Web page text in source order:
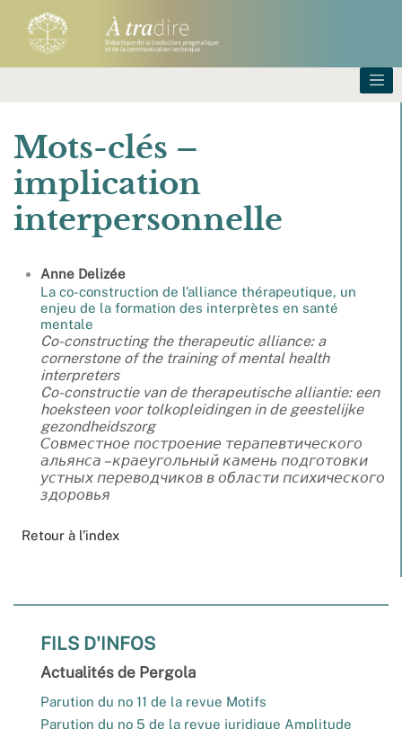
Mots-clés –
implication
interpersonnelle
Anne Delizée
La co-construction de l’alliance thérapeutique, un
enjeu de la formation des interprètes en santé
mentale
Co-constructing the therapeutic alliance: a
cornerstone of the training of mental health
interpreters
Co-constructie van de therapeutische alliantie: een
hoeksteen voor tolkopleidingen in de geestelijke
gezondheidszorg
Совместное построение терапевтического
альянса – краеугольный камень подготовки
устных переводчиков в области психического
здоровья
Retour à l’index
FILS D'INFOS
Actualités de Pergola
Parution du no 11 de la revue Motifs
Parution du no 5 de la revue juridique Amplitude